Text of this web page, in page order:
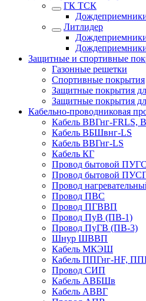
ГК ТСК
Литлидер
Защитные и спортивные
Газонные решетки
Спортивные покрытия
Защитные покрытия
Защитные покрытия
Кабельно-проводниковая
Кабель ВВГнг-FRLS,
Кабель ВБШвнг-LS
Кабель ВВГнг-LS
Кабель КГ
Провод бытовой
Провод бытовой
Провод
Провод ПВС
Провод ПГВВП
Провод ПуВ (ПВ-1)
Провод ПуГВ (ПВ-3)
Шнур ШВВП
Кабель МКЭШ
Кабель ППГнг-HF,
Провод СИП
Кабель АВБШв
Кабель АВВГ